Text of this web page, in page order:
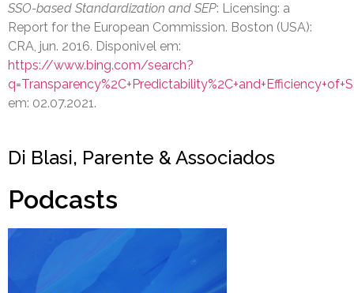
SSO-based Standardization and SEP: Licensing: a
Report for the European Commission. Boston (USA):
CRA, jun. 2016. Disponivel em:
https://www.bing.com/search?
em: 02.07.2021.
Di Blasi, Parente & Associados
Podcasts